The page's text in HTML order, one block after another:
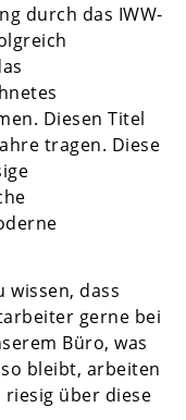
durch das IWW-
Diesen Titel
tragen. Diese
wissen, dass
gerne bei
Büro, was
bleibt, arbeiten
über diese